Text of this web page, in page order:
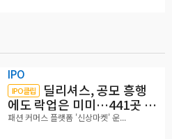
IPO
IPO클립 딜리셔스, 공모 흥행
에도 락업은 미미…441곳 중
확약 5곳
패션 커머스 플랫폼 '신상마켓' 운...